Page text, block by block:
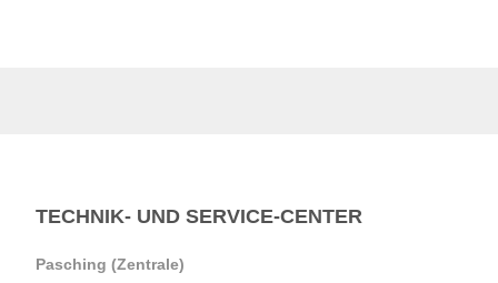
TECHNIK- UND SERVICE-CENTER
Pasching (Zentrale)